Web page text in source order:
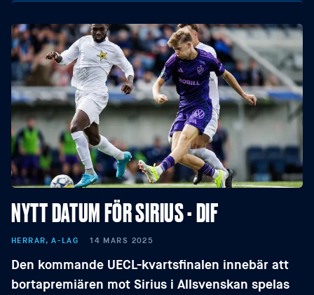
NYTT DATUM FÖR SIRIUS - DIF
HERRAR, A-LAG 14 MARS 2025
Den kommande UECL-kvartsfinalen innebär att
bortapremiären mot Sirius i Allsvenskan spelas